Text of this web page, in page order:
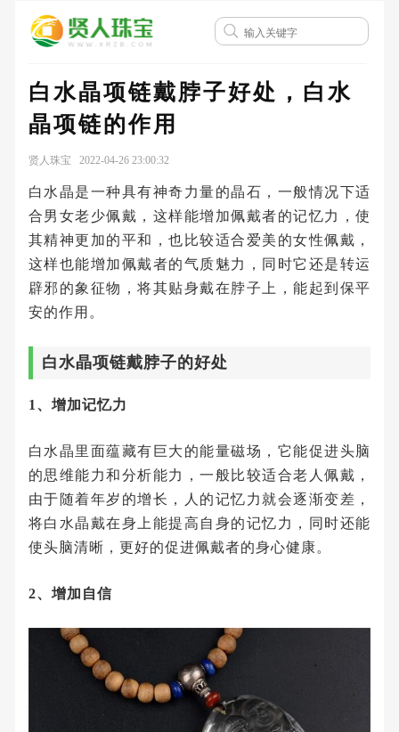
白水晶项链戴脖子好处，白水
晶项链的作用
贤人珠宝 2022-04-26 23:00:32
白水晶是一种具有神奇力量的晶石，一般情况下适
合男女老少佩戴，这样能增加佩戴者的记忆力，使
其精神更加的平和，也比较适合爱美的女性佩戴，
这样也能增加佩戴者的气质魅力，同时它还是转运
辟邪的象征物，将其贴身戴在脖子上，能起到保平
安的作用。
白水晶项链戴脖子的好处
1、增加记忆力
白水晶里面蕴藏有巨大的能量磁场，它能促进头脑
的思维能力和分析能力，一般比较适合老人佩戴，
由于随着年岁的增长，人的记忆力就会逐渐变差，
将白水晶戴在身上能提高自身的记忆力，同时还能
使头脑清晰，更好的促进佩戴者的身心健康。
2、增加自信